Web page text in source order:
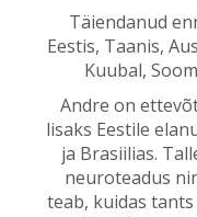
Täiendanud
Eestis, Taanis,
Kuubal,
Andre on
lisaks Eestile
ja Brasiilias.
neuroteadus
teab, kuidas